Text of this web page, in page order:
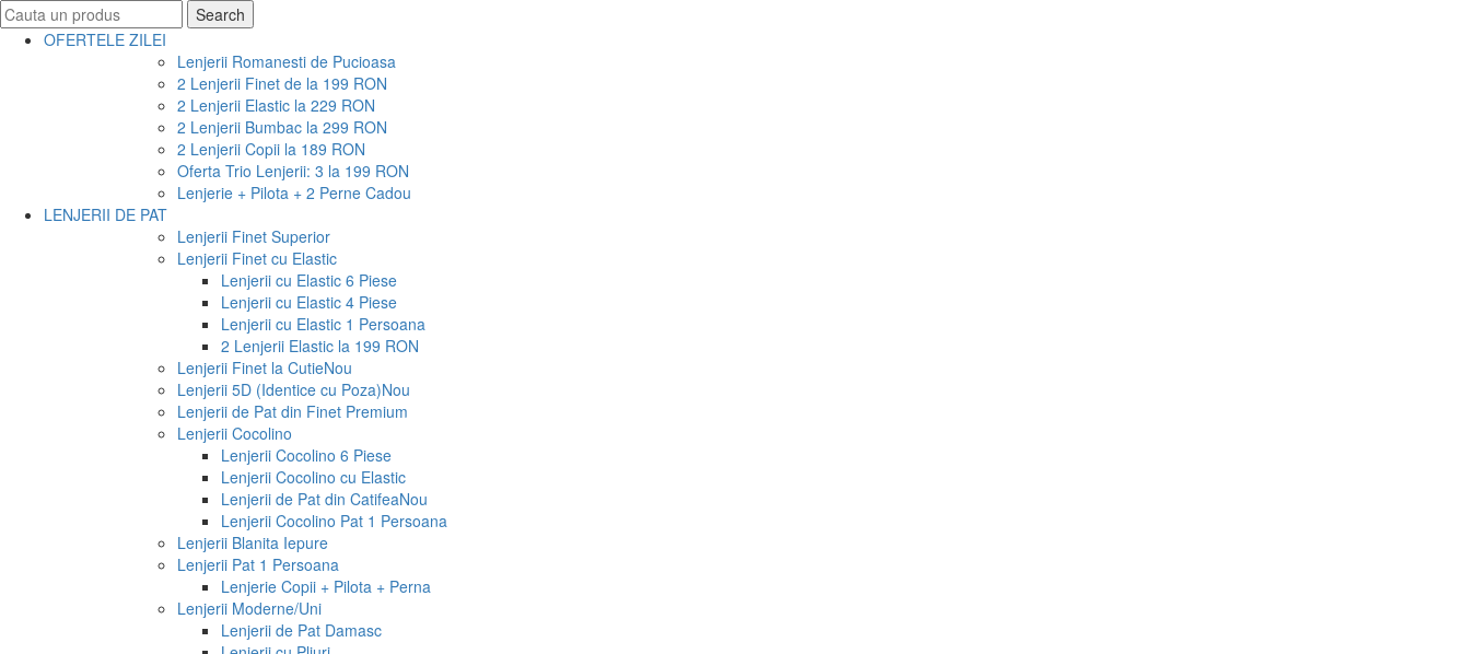
Search
for:
Search
OFERTELE ZILEI
Lenjerii Romanesti de Pucioasa
2 Lenjerii Finet de la 199 RON
2 Lenjerii Elastic la 229 RON
2 Lenjerii Bumbac la 299 RON
2 Lenjerii Copii la 189 RON
Oferta Trio Lenjerii: 3 la 199 RON
Lenjerie + Pilota + 2 Perne Cadou
LENJERII DE PAT
Lenjerii Finet Superior
Lenjerii Finet cu Elastic
Lenjerii cu Elastic 6 Piese
Lenjerii cu Elastic 4 Piese
Lenjerii cu Elastic 1 Persoana
2 Lenjerii Elastic la 199 RON
Lenjerii Finet la CutieNou
Lenjerii 5D (Identice cu Poza)Nou
Lenjerii de Pat din Finet Premium
Lenjerii Cocolino
Lenjerii Cocolino 6 Piese
Lenjerii Cocolino cu Elastic
Lenjerii de Pat din CatifeaNou
Lenjerii Cocolino Pat 1 Persoana
Lenjerii Blanita Iepure
Lenjerii Pat 1 Persoana
Lenjerie Copii + Pilota + Perna
Lenjerii Moderne/Uni
Lenjerii de Pat Damasc